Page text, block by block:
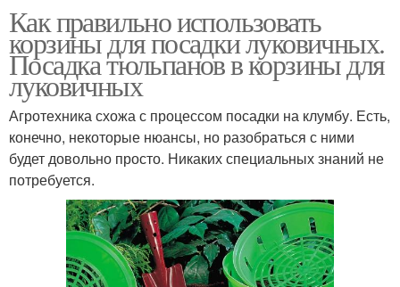
Как правильно использовать
корзины для посадки луковичных.
Посадка тюльпанов в корзины для
луковичных
Агротехника схожа с процессом посадки на клумбу. Есть,
конечно, некоторые нюансы, но разобраться с ними
будет довольно просто. Никаких специальных знаний не
потребуется.